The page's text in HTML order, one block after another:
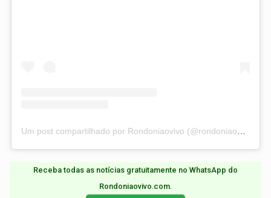
Receba todas as notícias gratuitamente no WhatsApp do
Rondoniaovivo.com.​